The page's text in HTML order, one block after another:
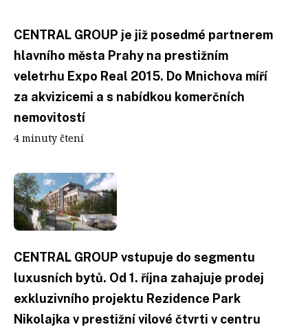
CENTRAL GROUP je již posedmé partnerem
hlavního města Prahy na prestižním
veletrhu Expo Real 2015. Do Mnichova míří
za akvizicemi a s nabídkou komerčních
nemovitostí
4 minuty čtení
CENTRAL GROUP vstupuje do segmentu
luxusních bytů. Od 1. října zahajuje prodej
exkluzivního projektu Rezidence Park
Nikolajka v prestižní vilové čtvrti v centru